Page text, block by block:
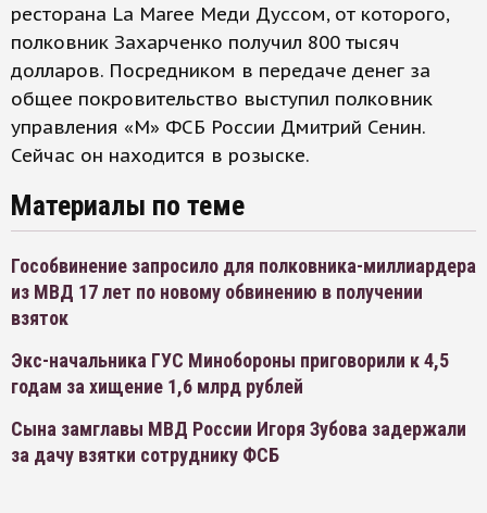
ресторана La Maree Меди Дуссом, от которого,
полковник Захарченко получил 800 тысяч
долларов. Посредником в передаче денег за
общее покровительство выступил полковник
управления «М» ФСБ России Дмитрий Сенин.
Сейчас он находится в розыске.
Материалы по теме
Гособвинение запросило для полковника-миллиардера
из МВД 17 лет по новому обвинению в получении
взяток
Экс-начальника ГУС Минобороны приговорили к 4,5
годам за хищение 1,6 млрд рублей
Сына замглавы МВД России Игоря Зубова задержали
за дачу взятки сотруднику ФСБ